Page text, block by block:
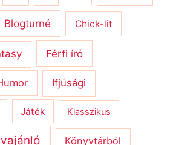
Blogturné Chick-lit
Férfi író
Ifjúsági
Játék Klasszikus
Könyvtárból